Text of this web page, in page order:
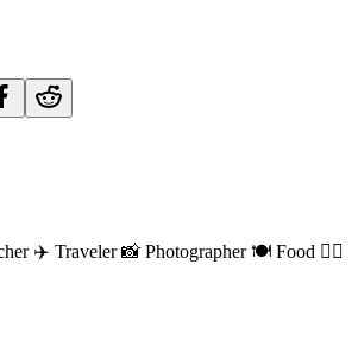
✈️ Traveler 📸 Photographer 🍽️ Food 🤸‍♂️